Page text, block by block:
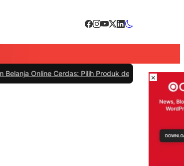
Cerdas: Pilih Produk dengan Bijak dan Hindari
×